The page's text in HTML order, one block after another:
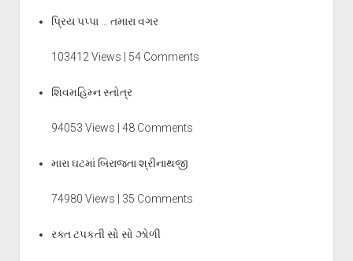
પ્રિય પપ્પા … તમારા વગર
103412 Views | 54 Comments
શિવમહિમ્ન સ્તોત્ર
94053 Views | 48 Comments
મારા ઘટમાં બિરાજતા શ્રીનાથજી
74980 Views | 35 Comments
રક્ત ટપકતી સો સો ઝોળી